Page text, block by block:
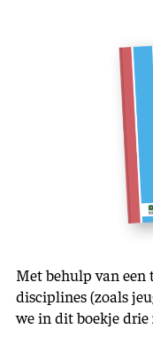
Met behulp van
disciplines (zoals
we in dit boekje